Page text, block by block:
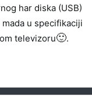
har diska (USB)
u specifikaciji
televizoru🙂.